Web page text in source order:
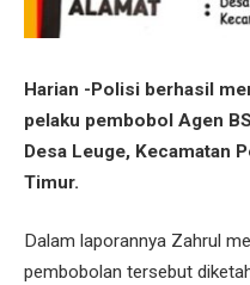
Harian -Polisi berhasil
pelaku pembobol Agen
Desa Leuge, Kecamatan
Timur.
Dalam laporannya Zahrul
pembobolan tersebut